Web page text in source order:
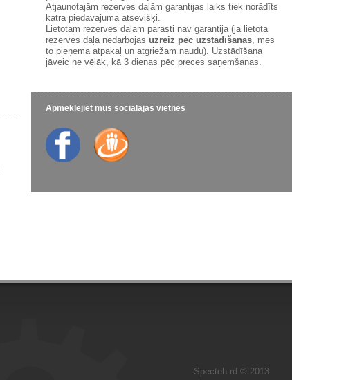
Atjaunotajām rezerves daļām garantijas laiks tiek norādīts
katrā piedāvājumā atsevišķi.
Lietotām rezerves daļām parasti nav garantija (ja lietotā
rezerves daļa nedarbojas uzreiz pēc uzstādīšanas, mēs
to pieņema atpakaļ un atgriežam naudu). Uzstādīšana
jāveic ne vēlāk, kā 3 dienas pēc preces saņemšanas.
Apmeklējiet mūs sociālajās vietnēs
Specteh-rd © 2013